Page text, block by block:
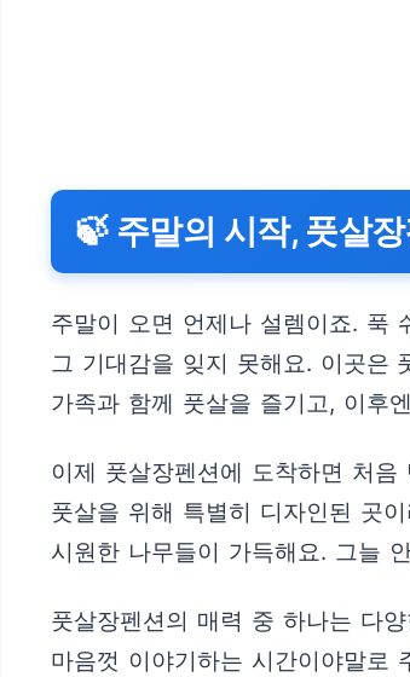
🍃 주말의 시작, 풋살
주말이 오면 언제나 설렘이죠. 푹
그 기대감을 잊지 못해요. 이곳은
가족과 함께 풋살을 즐기고, 이후
이제 풋살장펜션에 도착하면 처
풋살을 위해 특별히 디자인된 곳
시원한 나무들이 가득해요. 그늘
풋살장펜션의 매력 중 하나는 다
마음껏 이야기하는 시간이야말로